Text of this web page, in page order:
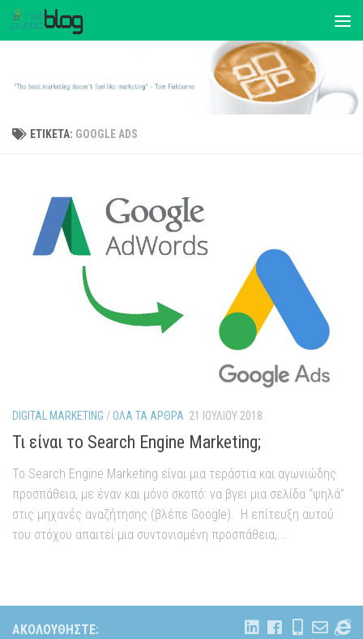
ΕΤΙΚΈΤΑ: GOOGLE ADS
DIGITAL MARKETING /ΌΛΑ ΤΑ ΆΡΘΡΑ 21 ΙΟΥΛΊΟΥ 2018
Τι είναι το Search Engine Marketing;
Το Search Engine Marketing είναι μια τεράστια και αγωνιώδης
προσπάθεια, με έναν και μόνο σκοπό: να βγει μια σελίδα “ψηλά”
στις μηχανές αναζήτησης (βλέπε Google). Η επίτευξη αυτού
του στόχου απαιτεί μια συντονισμένη προσπάθεια,...
ΑΚΟΛΟΥΘΉΣΤΕ: